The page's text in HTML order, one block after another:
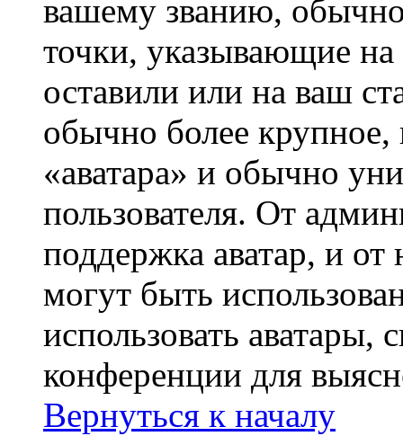
вашему званию, обычно
точки, указывающие
оставили или на ваш
обычно более крупное,
«аватара» и обычно
пользователя. От
поддержка аватар, и от
могут быть
использовать аватары,
конференции для
Вернуться к началу